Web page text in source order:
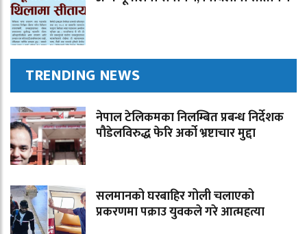
TRENDING NEWS
नेपाल टेलिकमका निलम्बित प्रबन्ध निर्देशक
पौडेलविरुद्ध फेरि अर्को भ्रष्टाचार मुद्दा
सलमानको घरबाहिर गोली चलाएको
प्रकरणमा पक्राउ युवकले गरे आत्महत्या